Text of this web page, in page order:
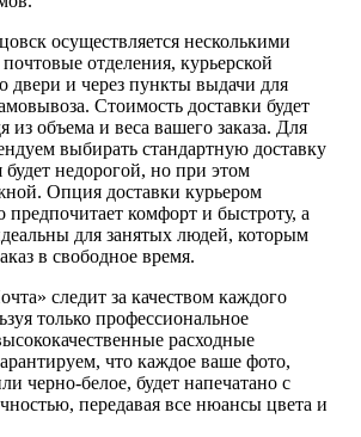
осуществляется несколькими
отделения, курьерской
двери и через пункты выдачи для
Стоимость доставки будет
из объема и веса вашего заказа. Для
выбирать стандартную доставку
будет недорогой, но при этом
Опция доставки курьером
предпочитает комфорт и быстроту, а
для занятых людей, которым
в свободное время.
следит за качеством каждого
только профессиональное
расходные
что каждое ваше фото,
черно-белое, будет напечатано с
передавая все нюансы цвета и